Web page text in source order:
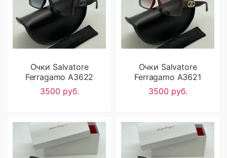
Очки Salvatore
Ferragamo A3622
3500 руб.
Очки Salvatore
Ferragamo A3621
3500 руб.